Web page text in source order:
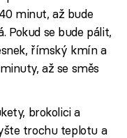
minut, až bude
Pokud se bude pálit,
římský kmín a
až se směs
brokolici a
trochu teplotu a